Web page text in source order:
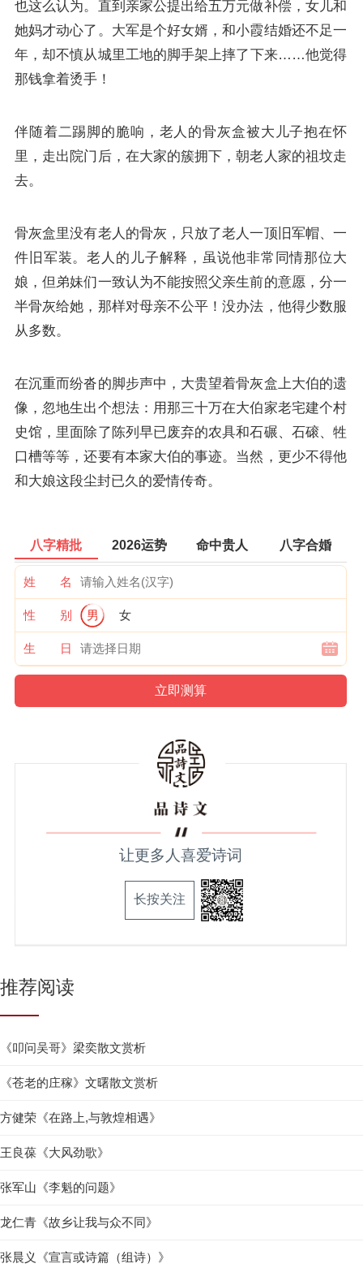
也这么认为。直到亲家公提出给五万元做补偿，女儿和
她妈才动心了。大军是个好女婿，和小霞结婚还不足一
年，却不慎从城里工地的脚手架上摔了下来……他觉得
那钱拿着烫手！
伴随着二踢脚的脆响，老人的骨灰盒被大儿子抱在怀
里，走出院门后，在大家的簇拥下，朝老人家的祖坟走
去。
骨灰盒里没有老人的骨灰，只放了老人一顶旧军帽、一
件旧军装。老人的儿子解释，虽说他非常同情那位大
娘，但弟妹们一致认为不能按照父亲生前的意愿，分一
半骨灰给她，那样对母亲不公平！没办法，他得少数服
从多数。
在沉重而纷沓的脚步声中，大贵望着骨灰盒上大伯的遗
像，忽地生出个想法：用那三十万在大伯家老宅建个村
史馆，里面除了陈列早已废弃的农具和石碾、石磙、牲
口槽等等，还要有本家大伯的事迹。当然，更少不得他
和大娘这段尘封已久的爱情传奇。
八字精批 2026运势 命中贵人 八字合婚
姓 名
性 别 男 女
生 日
让更多人喜爱诗词
长按关注
推荐阅读
《叩问吴哥》梁奕散文赏析
《苍老的庄稼》文曙散文赏析
方健荣《在路上,与敦煌相遇》
王良葆《大风劲歌》
张军山《李魁的问题》
龙仁青《故乡让我与众不同》
张晨义《宣言或诗篇（组诗）》